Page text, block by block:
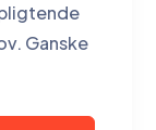
Ganske